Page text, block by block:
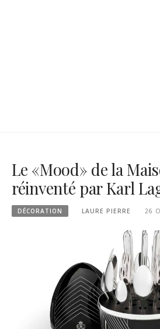
Le «Mood» de la
réinventé par Karl
DÉCORATION LAURE PIERRE 26